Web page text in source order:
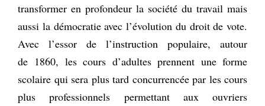
transformer en profondeur la société du travail mais
aussi la démocratie avec l’évolution du droit de vote.
Avec l’essor de l’instruction populaire, autour
de 1860, les cours d’adultes prennent une forme
scolaire qui sera plus tard concurrencée par les cours
plus professionnels permettant aux ouvriers